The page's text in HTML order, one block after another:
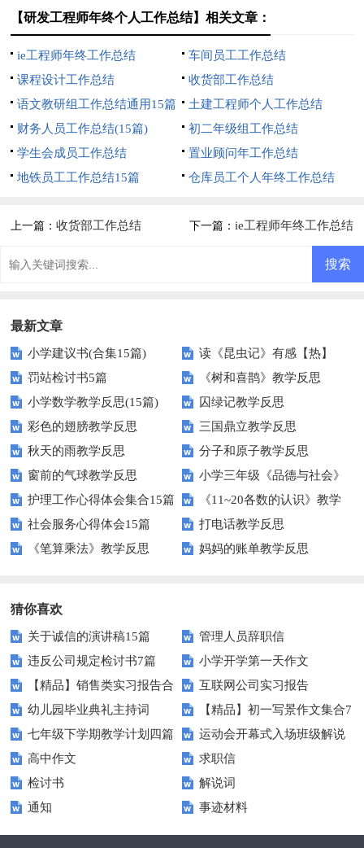
【研发工程师年终个人工作总结】相关文章：
ie工程师年终工作总结
车间员工工作总结
课程设计工作总结
收货部工作总结
语文教研组工作总结通用15篇
土建工程师个人工作总结
财务人员工作总结(15篇)
初二年级组工作总结
学生会成员工作总结
置业顾问年工作总结
地铁员工工作总结15篇
仓库员工个人年终工作总结
上一篇：收货部工作总结 下一篇： ie工程师年终工作总结
最新文章
小学建议书(合集15篇)
读《昆虫记》有感【热】
罚站检讨书5篇
《树和喜鹊》教学反思
小学数学教学反思(15篇)
囚绿记教学反思
彩色的翅膀教学反思
三国鼎立教学反思
秋天的雨教学反思
分子和原子教学反思
窗前的气球教学反思
小学三年级《品德与社会》
下册教学反思
护理工作心得体会集合15篇
《11~20各数的认识》教学
反思
社会服务心得体会15篇
打电话教学反思
《笔算乘法》教学反思
妈妈的账单教学反思
猜你喜欢
关于诚信的演讲稿15篇
管理人员辞职信
违反公司规定检讨书7篇
小学开学第一天作文
【精品】销售类实习报告合
集6篇
互联网公司实习报告
幼儿园毕业典礼主持词
【精品】初一写景作文集合7
篇
七年级下学期教学计划四篇
运动会开幕式入场班级解说
词
高中作文
求职信
检讨书
解说词
通知
事迹材料